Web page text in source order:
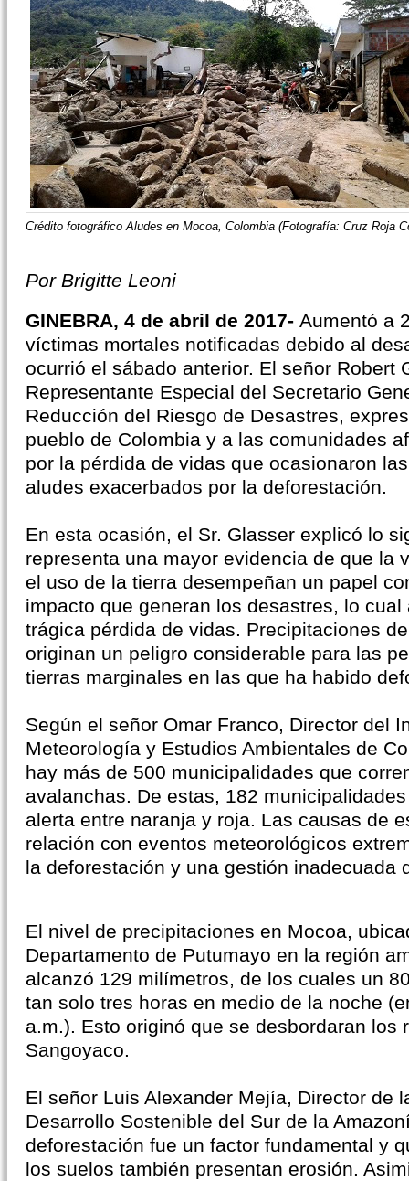
Crédito fotográfico Aludes en Mocoa, Colombia (Fotografía: Cruz Roja
Por Brigitte Leoni
GINEBRA, 4 de abril de 2017- Aumentó a
víctimas mortales notificadas debido al
ocurrió el sábado anterior. El señor Robert
Representante Especial del Secretario
Reducción del Riesgo de Desastres,
pueblo de Colombia y a las comunidades
por la pérdida de vidas que ocasionaron
aludes exacerbados por la deforestación.
En esta ocasión, el Sr. Glasser explicó lo
representa una mayor evidencia de que la
el uso de la tierra desempeñan un papel
impacto que generan los desastres, lo
trágica pérdida de vidas. Precipitaciones
originan un peligro considerable para las
tierras marginales en las que ha habido
Según el señor Omar Franco, Director del
Meteorología y Estudios Ambientales de
hay más de 500 municipalidades que
avalanchas. De estas, 182
alerta entre naranja y roja. Las causas de
relación con eventos meteorológicos
la deforestación y una gestión inadecuada
El nivel de precipitaciones en Mocoa,
Departamento de Putumayo en la región
alcanzó 129 milímetros, de los cuales un
tan solo tres horas en medio de la noche
a.m.). Esto originó que se desbordaran los
Sangoyaco.
El señor Luis Alexander Mejía, Director de
Desarrollo Sostenible del Sur de la
deforestación fue un factor fundamental y
los suelos también presentan erosión.